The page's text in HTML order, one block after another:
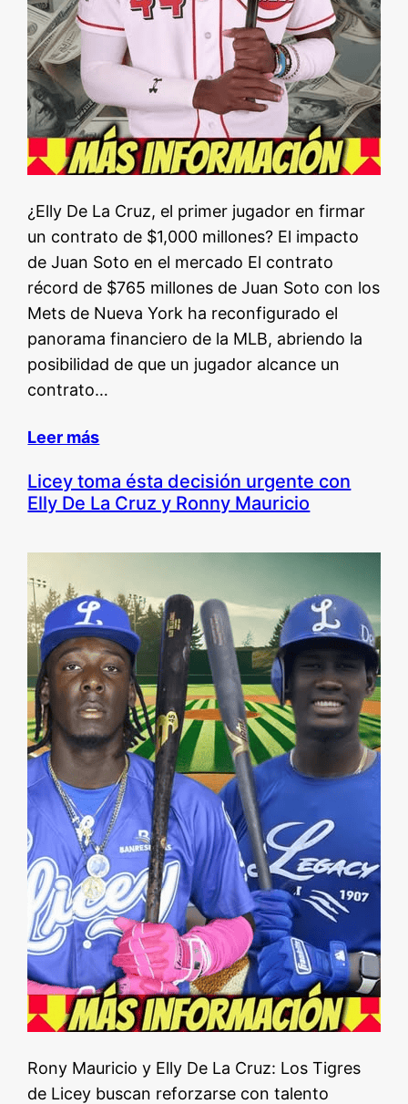
¿Elly De La Cruz, el primer jugador en firmar
un contrato de $1,000 millones? El impacto
de Juan Soto en el mercado El contrato
récord de $765 millones de Juan Soto con los
Mets de Nueva York ha reconfigurado el
panorama financiero de la MLB, abriendo la
posibilidad de que un jugador alcance un
contrato…
Leer más
Licey toma ésta decisión urgente con
Elly De La Cruz y Ronny Mauricio
Rony Mauricio y Elly De La Cruz: Los Tigres
de Licey buscan reforzarse con talento